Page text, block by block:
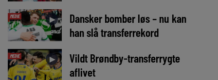
MEDIE ►
Dansker bomber løs – nu kan
han slå transferrekord
MEDIE ►
Vildt Brøndby-transferrygte
aflivet